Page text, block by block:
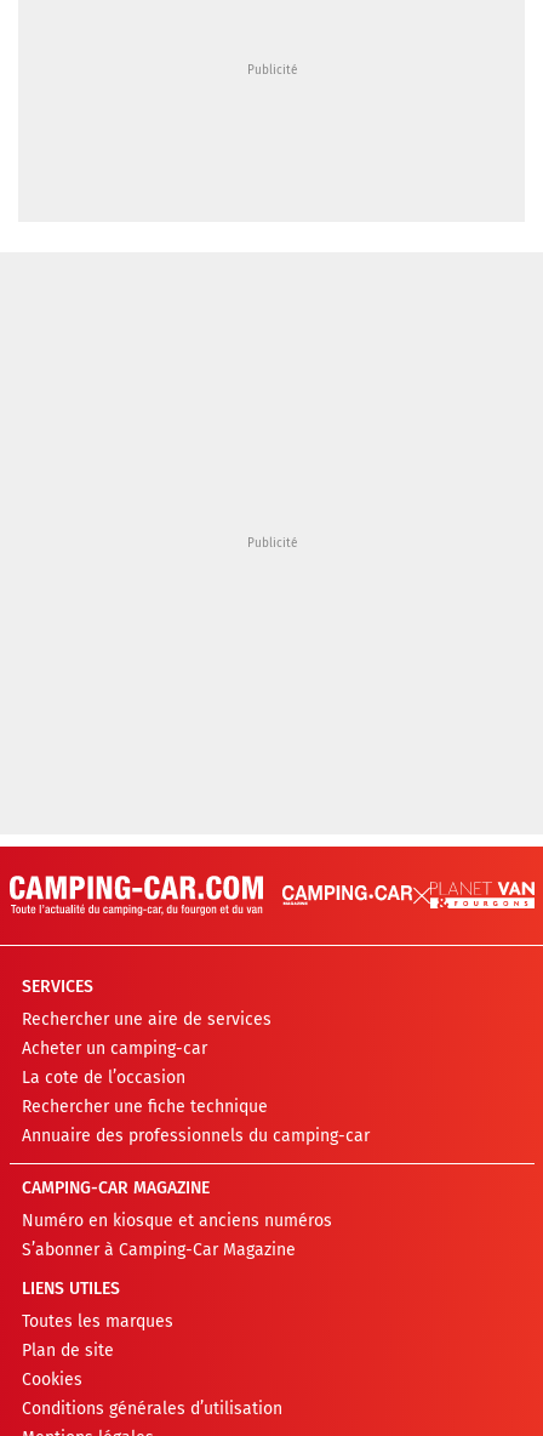
SERVICES
Rechercher une aire de services
Acheter un camping-car
La cote de l’occasion
Rechercher une fiche technique
Annuaire des professionnels du camping-car
CAMPING-CAR MAGAZINE
Numéro en kiosque et anciens numéros
S’abonner à Camping-Car Magazine
LIENS UTILES
Toutes les marques
Plan de site
Cookies
Conditions générales d’utilisation